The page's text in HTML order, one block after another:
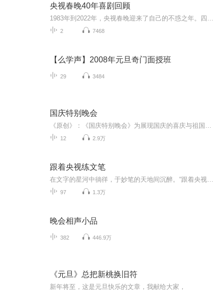
央视春晚40年喜剧回顾
2 7468
【么学声】2008年元旦奇门面授班
29 3484
国庆特别晚会
12 2.9万
跟着央视练文笔
97 1.3万
晚会相声小品
382 446.9万
《元旦》总把新桃换旧符
新年将至，这是元旦快乐的文章，我献给大家，